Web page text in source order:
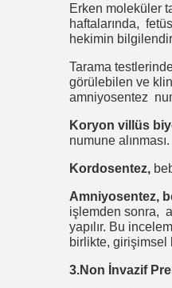
Erken moleküler
haftalarında,
hekimin
Tarama
görülebilen ve
amniyosentez
Koryon villüs
numune alınması.
Kordosentez,
Amniyosentez, b
işlemden sonra,
yapılır. Bu
birlikte, girişimsel
3.Non İnvazif